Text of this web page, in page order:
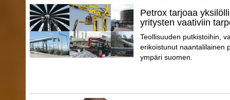
Petrox tarjoaa
yritysten vaativiin
Teollisuuden putkistoihin,
erikoistunut naantalilainen
ympäri suomen.